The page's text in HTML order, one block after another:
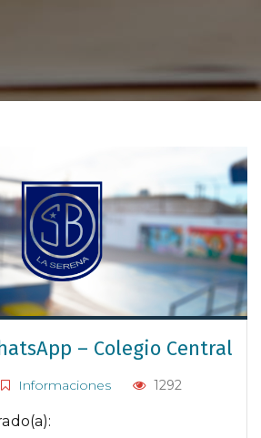
– Colegio Central
Informaciones 1292